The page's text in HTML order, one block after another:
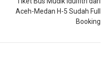
Aceh-Medan H-5 Sudah Full
Booking